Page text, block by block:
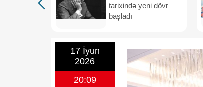
tarixində yeni dövr
başladı
17 İyun
2026
20:09